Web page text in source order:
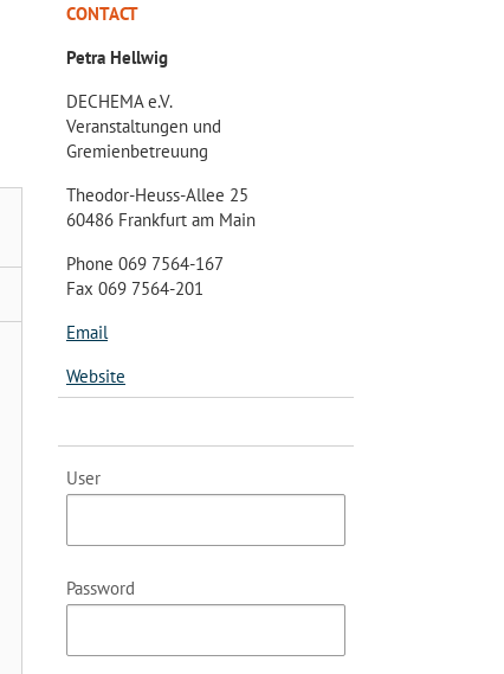
CONTACT
Petra Hellwig
DECHEMA e.V.
Veranstaltungen und
Gremienbetreuung
Theodor-Heuss-Allee 25
60486 Frankfurt am Main
Phone 069 7564-167
Fax 069 7564-201
Email
Website
User
Password